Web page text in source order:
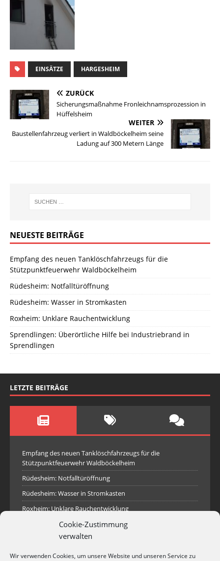
Cookie-Zustimmung
verwalten
Wir verwenden Cookies, um unsere Website und unseren Service zu
EINSÄTZE HARGESHEIM
ZURÜCK
Sicherungsmaßnahme Fronleichnamsprozession in
Hüffelsheim
WEITER
Baustellenfahrzeug verliert in Waldböckelheim seine
Ladung auf 300 Metern Länge
NEUESTE BEITRÄGE
Empfang des neuen Tanklöschfahrzeugs für die
Stützpunktfeuerwehr Waldböckelheim
Rüdesheim: Notfalltüröffnung
Rüdesheim: Wasser in Stromkasten
Roxheim: Unklare Rauchentwicklung
Sprendlingen: Überörtliche Hilfe bei Industriebrand in
Sprendlingen
LETZTE BEITRÄGE
Empfang des neuen Tanklöschfahrzeugs für die
Stützpunktfeuerwehr Waldböckelheim
Rüdesheim: Notfalltüröffnung
Rüdesheim: Wasser in Stromkasten
Roxheim: Unklare Rauchentwicklung
Sprendlingen: Überörtliche Hilfe bei Industriebrand in
Sprendlingen